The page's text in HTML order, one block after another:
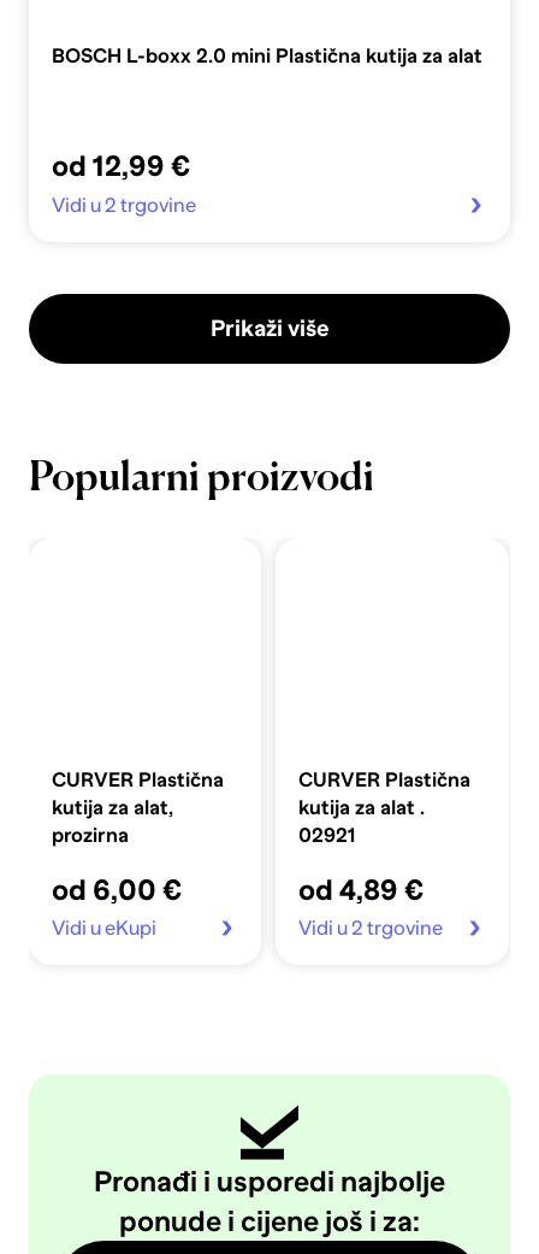
BOSCH L-boxx 2.0 mini Plastična kutija za alat
od 12,99 €
Vidi u 2 trgovine
Prikaži više
Popularni proizvodi
CURVER Plastična
kutija za alat,
prozirna
od 6,00 €
Vidi u eKupi
CURVER Plastična
kutija za alat .
02921
od 4,89 €
Vidi u 2 trgovine
Pronađi i usporedi najbolje
ponude i cijene još i za: